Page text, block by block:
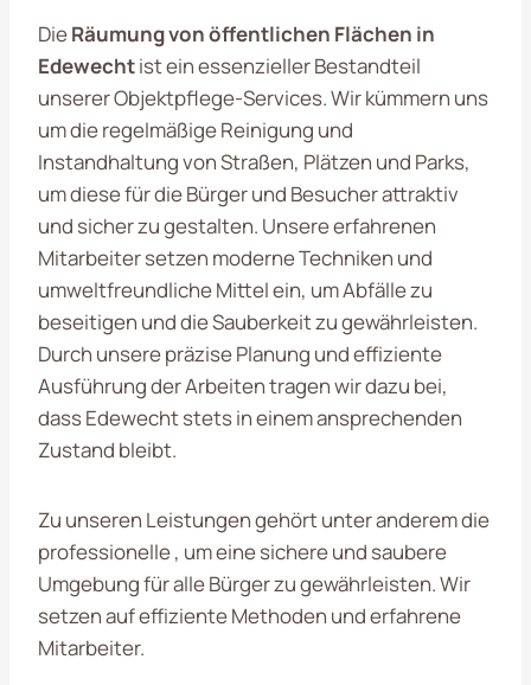
DieRäumung von öffentlichen Flächen in
Edewechtist ein essenzieller Bestandteil
unserer Objektpflege-Services. Wir kümmern uns
um die regelmäßige Reinigung und
Instandhaltung von Straßen, Plätzen und Parks,
um diese für die Bürger und Besucher attraktiv
und sicher zu gestalten. Unsere erfahrenen
Mitarbeiter setzen moderne Techniken und
umweltfreundliche Mittel ein, um Abfälle zu
beseitigen und die Sauberkeit zu gewährleisten.
Durch unsere präzise Planung und effiziente
Ausführung der Arbeiten tragen wir dazu bei,
dass Edewecht stets in einem ansprechenden
Zustand bleibt.
Zu unseren Leistungen gehört unter anderem die
professionelle , um eine sichere und saubere
Umgebung für alle Bürger zu gewährleisten. Wir
setzen auf effiziente Methoden und erfahrene
Mitarbeiter.